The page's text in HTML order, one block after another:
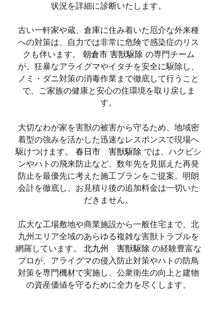
状況を詳細に診断いたします。
古い一軒家や蔵、倉庫に住み着いた厄介な外来種
への対策は、自力では非常に危険で感染症のリス
クも伴います。 朝倉市 害獣駆除 の専門チーム
が、狂暴なアライグマやイタチを安全に駆除し、
ノミ・ダニ対策の消毒作業まで徹底して行うこと
で、ご家族の健康と安心の住環境を取り戻しま
す。
大切なわが家を害獣の被害から守るため、地域密
着型の強みを活かした迅速なレスポンスで現場へ
駆けつけます。 春日市 害獣駆除 では、ハクビシ
ンやハトの飛来防止など、数年先を見据えた再発
防止を最優先に考えた施工プランをご提案。明朗
会計を徹底し、お見積り後の追加料金は一切いた
だきません。
広大な工場敷地や商業施設から一般住宅まで、北
九州エリア全域のあらゆる複雑な害獣トラブルを
網羅しています。 北九州 害獣駆除 の経験豊富な
プロが、アライグマの侵入防止対策やハトの防鳥
対策を専門機材で実施し、公衆衛生の向上と建物
の資産価値を守るために全力を尽くします。